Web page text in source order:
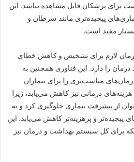
برای پزشکان قابل مشاهده نباشد. این
پیچیده‌تری مانند سرطان و
مفید است.
لازم برای تشخیص و کاهش خطای
درمان را دارد. این فناوری همچنین به
مناسب‌تری را برای بیماران
درمانی نیز کاهش می‌یابد، زیرا
از پیشرفت بیماری جلوگیری کرد و به
پیچیده‌تر و پرهزینه‌تر کاهش می‌یابد. این
برای کل سیستم بهداشت و درمان نیز